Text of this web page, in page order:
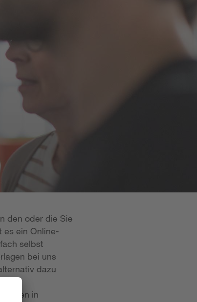
den oder die Sie
es ein Online-
selbst
bei uns
dazu
der
in